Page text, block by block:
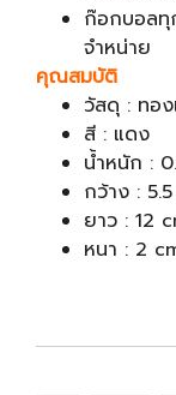
ก๊อกบอลทุ
จำหน่าย
คุณสมบัติ
วัสดุ : ทอ
สี : แดง
น้ำหนัก :
กว้าง :
ยาว : 12
หนา : 2